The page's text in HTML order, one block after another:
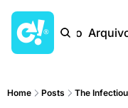
Início
Home Posts The